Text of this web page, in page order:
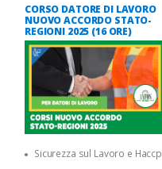
CORSO DATORE DI LAVORO
NUOVO ACCORDO STATO-
REGIONI 2025 (16 ORE)
Sicurezza sul Lavoro e Haccp